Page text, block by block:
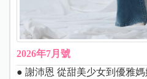
2026年7月號
● 謝沛恩 從甜美少女到優雅媽